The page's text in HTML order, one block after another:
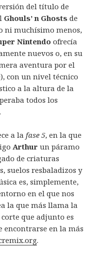
del título de
Ghouls’ n Ghosts de
ni muchísimo menos,
Nintendo ofrecía
nuevos o, en su
aventura por el
con un nivel técnico
a la altura de la
todos los
a la fase 5, en la que
Arthur un páramo
de criaturas
suelos resbaladizos y
es, simplemente,
en el que nos
la que más llama la
que adjunto es
encontrarse en la más
.